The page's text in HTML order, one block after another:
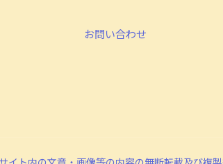
お問い合わせ